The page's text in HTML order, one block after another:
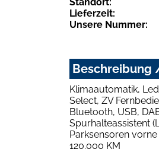
Lieferzeit:
Unsere Nummer:
Beschreibung
Klimaautomatik,
Select, ZV
Bluetooth, USB,
Spurhalteassistent
Parksensoren
120.000 KM